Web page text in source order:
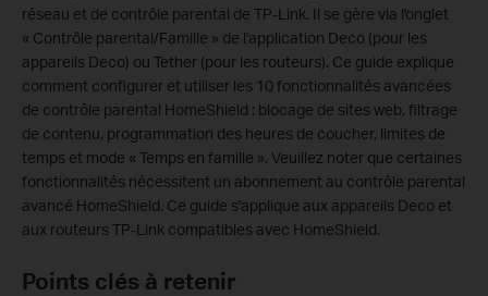
réseau et de contrôle parental de TP-Link. Il se gère via l'onglet
« Contrôle parental/Famille » de l'application Deco (pour les
appareils Deco) ou Tether (pour les routeurs). Ce guide explique
comment configurer et utiliser les 10 fonctionnalités avancées
de contrôle parental HomeShield : blocage de sites web, filtrage
de contenu, programmation des heures de coucher, limites de
temps et mode « Temps en famille ». Veuillez noter que certaines
fonctionnalités nécessitent un abonnement au contrôle parental
avancé HomeShield. Ce guide s'applique aux appareils Deco et
aux routeurs TP-Link compatibles avec HomeShield.
Points clés à retenir